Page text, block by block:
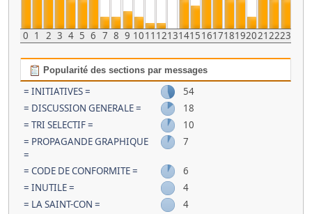
0 1 2 3 4 5 6 7 8 9 1011 121314151617181920212223
Popularité des sections par messages
= INITIATIVES =
54
= DISCUSSION GENERALE =
18
= TRI SELECTIF =
10
= PROPAGANDE GRAPHIQUE
=
7
= CODE DE CONFORMITE =
6
= INUTILE =
4
= LA SAINT-CON =
4